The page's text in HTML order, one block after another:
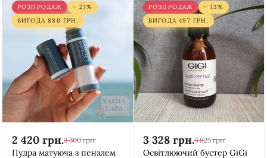
РОЗПРОДАЖ
- 27%
ВИГОДА880 ГРН.
2 420 грн.3 300 грн.
Пудра матуюча з пензлем
РОЗПРОДАЖ
- 13%
ВИГОДА497 ГРН.
3 328 грн.3 825 грн.
Освітлюючий бустер GiGi